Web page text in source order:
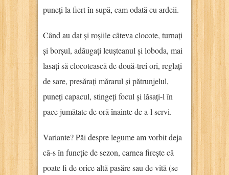
puneți la fiert în supă, cam odată cu ardeii.
Când au dat și roșiile câteva clocote, turnați
și borșul, adăugați leușteanul și loboda, mai
lasați să clocotească de două-trei ori, reglați
de sare, presărați mărarul și pătrunjelul,
puneți capacul, stingeți focul și lăsați-l în
pace jumătate de oră înainte de a-l servi.
Variante? Păi despre legume am vorbit deja
că-s în funcție de sezon, carnea firește că
poate fi de orice altă pasăre sau de vită (se